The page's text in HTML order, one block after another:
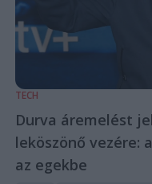
TECH
Durva áremelést
leköszönő vezére:
az egekbe